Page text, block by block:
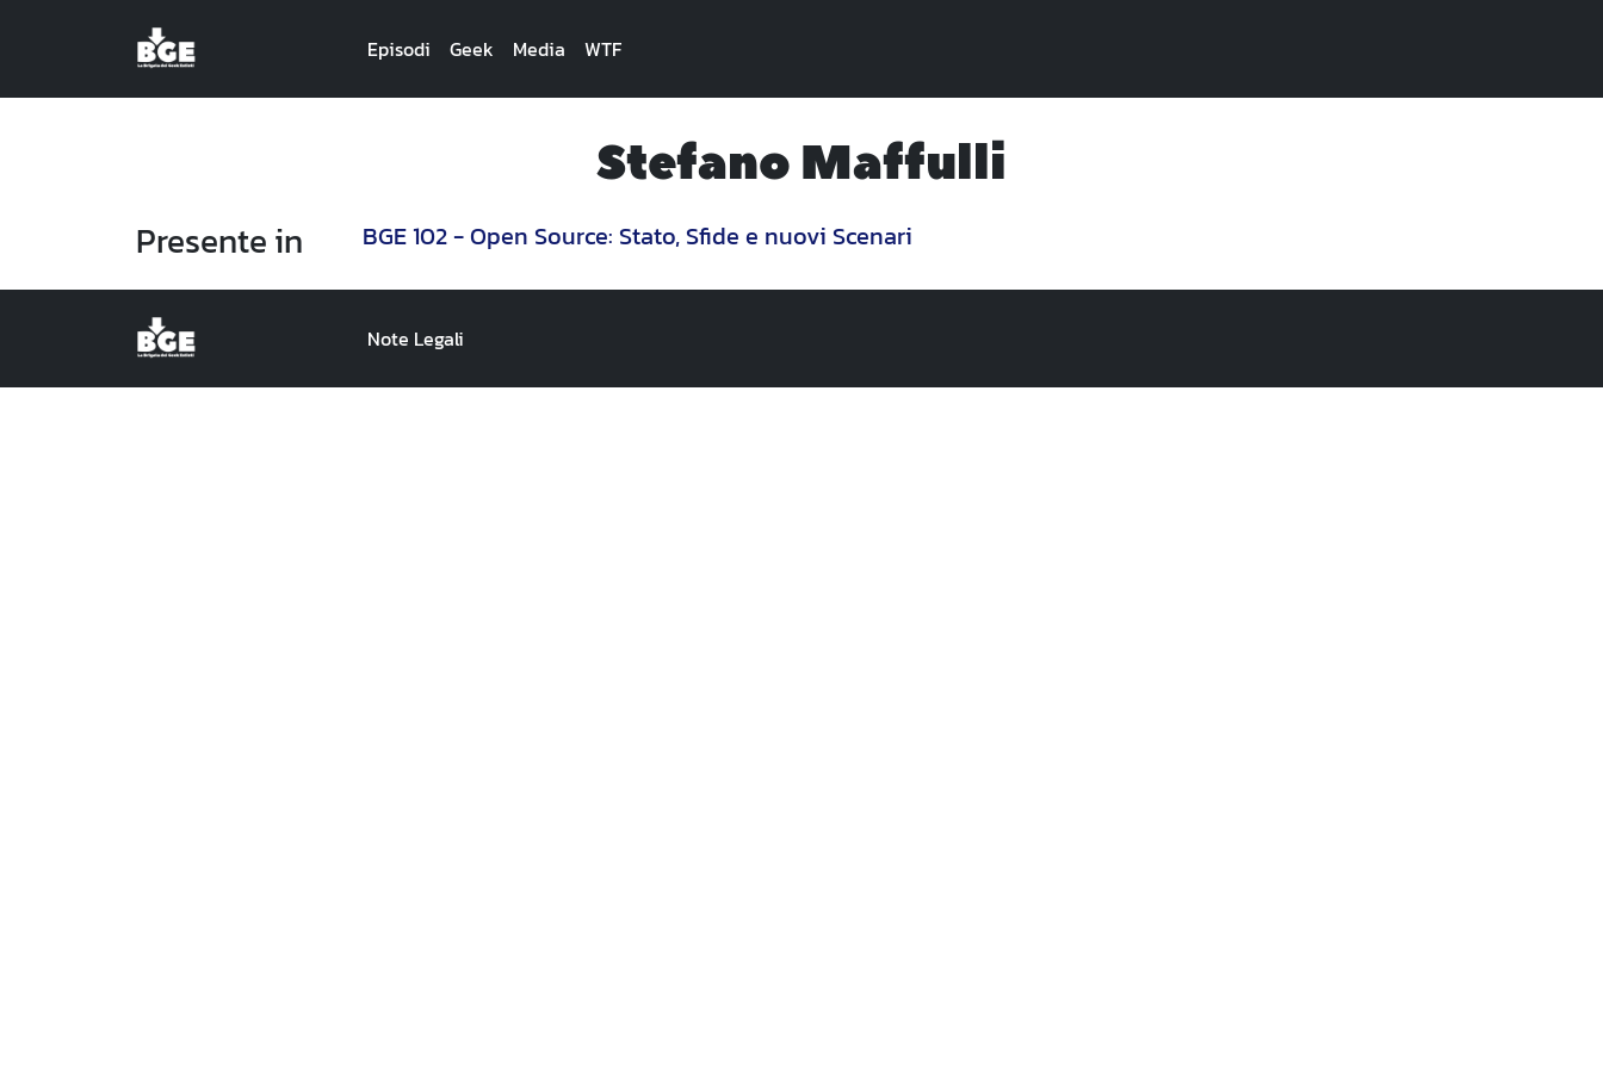
Episodi Geek Media WTF
Stefano Maffulli
Presente in BGE 102 - Open Source: Stato, Sfide e nuovi Scenari
Note Legali